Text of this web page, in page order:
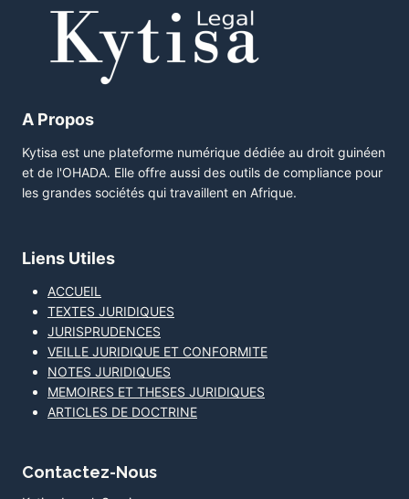
A Propos
Kytisa est une plateforme numérique dédiée au droit guinéen
et de l'OHADA. Elle offre aussi des outils de compliance pour
les grandes sociétés qui travaillent en Afrique.
Liens Utiles
ACCUEIL
TEXTES JURIDIQUES
JURISPRUDENCES
VEILLE JURIDIQUE ET CONFORMITE
NOTES JURIDIQUES
MEMOIRES ET THESES JURIDIQUES
ARTICLES DE DOCTRINE
Contactez-Nous